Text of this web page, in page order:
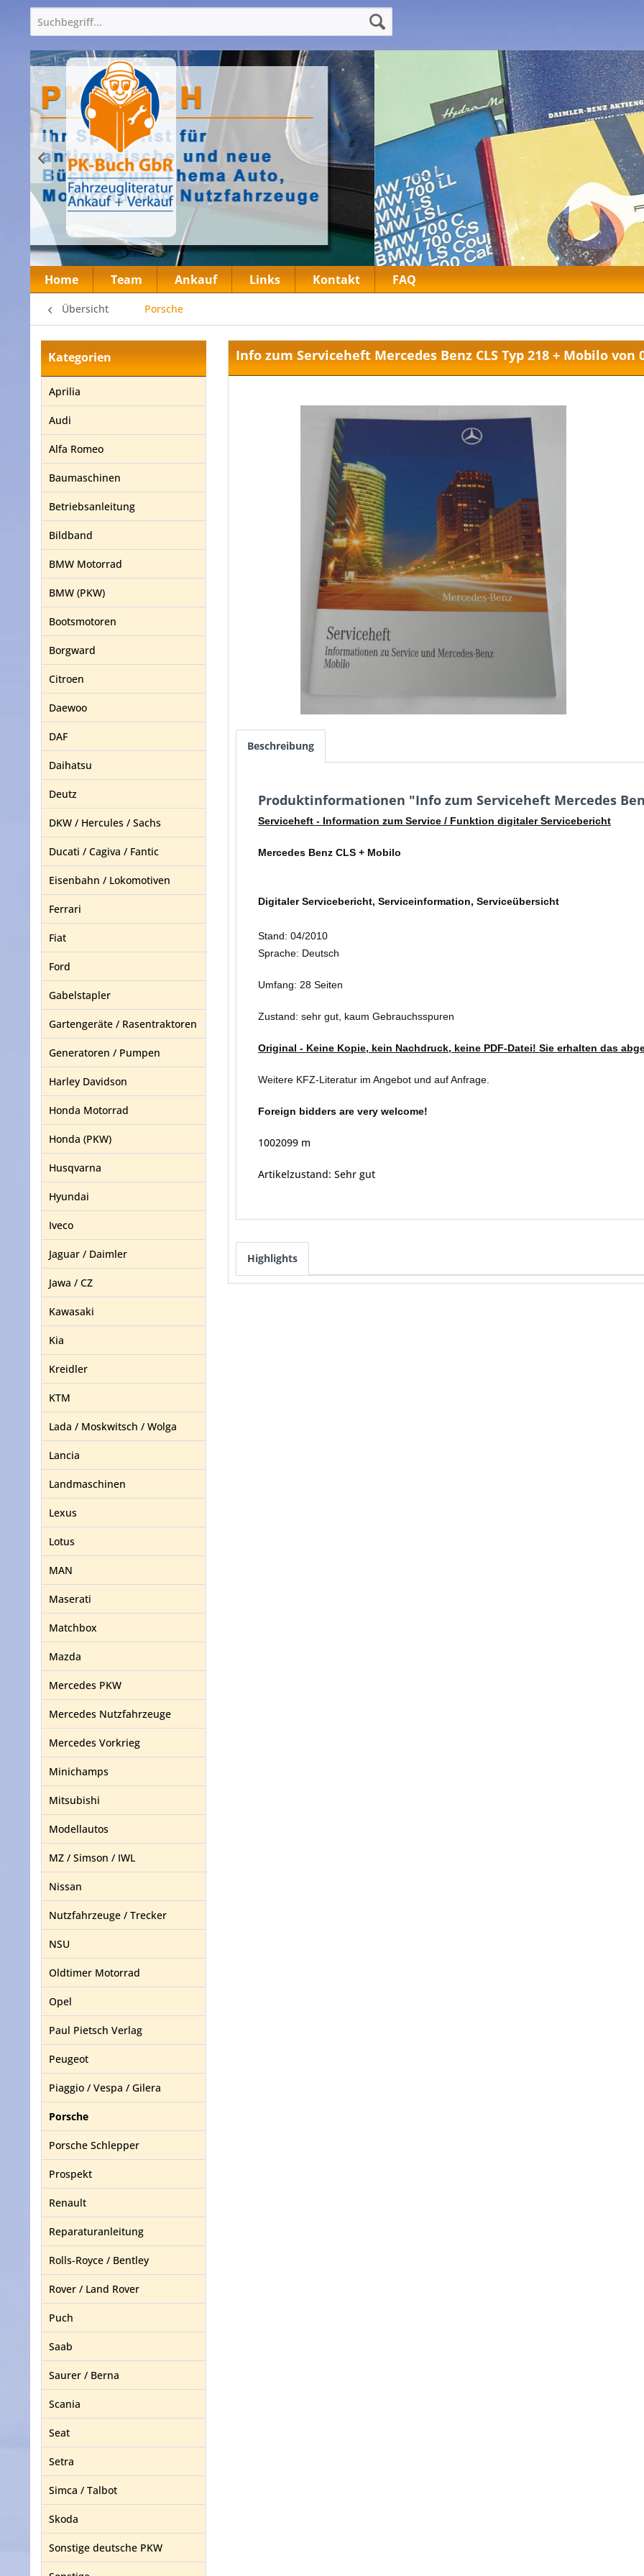
Home Team Ankauf Links Kontakt FAQ
Übersicht Porsche
Kategorien
Aprilia
Audi
Alfa Romeo
Baumaschinen
Betriebsanleitung
Bildband
BMW Motorrad
BMW (PKW)
Bootsmotoren
Borgward
Citroen
Daewoo
DAF
Daihatsu
Deutz
DKW / Hercules / Sachs
Ducati / Cagiva / Fantic
Eisenbahn / Lokomotiven
Ferrari
Fiat
Ford
Gabelstapler
Gartengeräte / Rasentraktoren
Generatoren / Pumpen
Harley Davidson
Honda Motorrad
Honda (PKW)
Husqvarna
Hyundai
Iveco
Jaguar / Daimler
Jawa / CZ
Kawasaki
Kia
Kreidler
KTM
Lada / Moskwitsch / Wolga
Lancia
Landmaschinen
Lexus
Lotus
MAN
Maserati
Matchbox
Mazda
Mercedes PKW
Mercedes Nutzfahrzeuge
Mercedes Vorkrieg
Minichamps
Mitsubishi
Modellautos
MZ / Simson / IWL
Nissan
Nutzfahrzeuge / Trecker
NSU
Oldtimer Motorrad
Opel
Paul Pietsch Verlag
Peugeot
Piaggio / Vespa / Gilera
Porsche
Porsche Schlepper
Prospekt
Renault
Reparaturanleitung
Rolls-Royce / Bentley
Rover / Land Rover
Puch
Saab
Saurer / Berna
Scania
Seat
Setra
Simca / Talbot
Skoda
Sonstige deutsche PKW
Info zum Serviceheft Mercedes Benz CLS Typ 218 + Mobilo von
Beschreibung
Produktinformationen "Info zum Serviceheft Mercedes
Serviceheft - Information zum Service / Funktion digitaler Servicebericht
Mercedes Benz CLS + Mobilo
Digitaler Servicebericht, Serviceinformation, Serviceübersicht
Stand: 04/2010
Sprache: Deutsch
Umfang: 28 Seiten
Zustand: sehr gut, kaum Gebrauchsspuren
Original - Keine Kopie, kein Nachdruck, keine PDF-Datei! Sie erhalten das
Weitere KFZ-Literatur im Angebot und auf Anfrage.
Foreign bidders are very welcome!
1002099 m
Artikelzustand: Sehr gut
Highlights